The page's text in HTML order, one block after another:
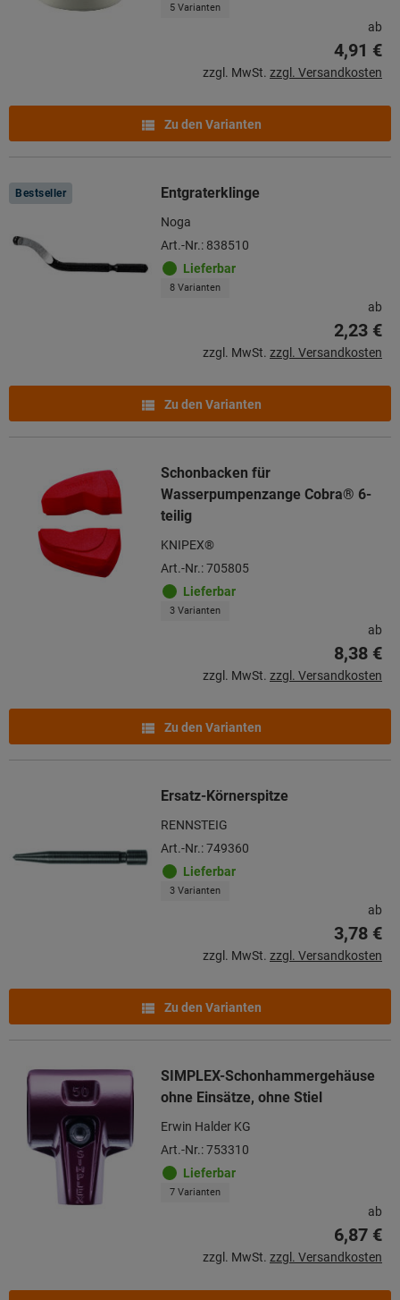
5 Varianten
ab
4,91 €
zzgl. MwSt. zzgl. Versandkosten
Zu den Varianten
Bestseller Entgraterklinge
Noga
Art.-Nr.: 838510
Lieferbar
8 Varianten
ab
2,23 €
zzgl. MwSt. zzgl. Versandkosten
Zu den Varianten
Schonbacken für
Wasserpumpenzange Cobra® 6-
teilig
KNIPEX®
Art.-Nr.: 705805
Lieferbar
3 Varianten
ab
8,38 €
zzgl. MwSt. zzgl. Versandkosten
Zu den Varianten
Ersatz-Körnerspitze
RENNSTEIG
Art.-Nr.: 749360
Lieferbar
3 Varianten
ab
3,78 €
zzgl. MwSt. zzgl. Versandkosten
Zu den Varianten
SIMPLEX-Schonhammergehäuse
ohne Einsätze, ohne Stiel
Erwin Halder KG
Art.-Nr.: 753310
Lieferbar
7 Varianten
ab
6,87 €
zzgl. MwSt. zzgl. Versandkosten